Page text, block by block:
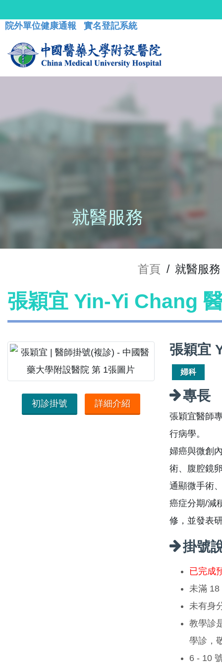
院外單位健康通報 實名登記系統
就醫服務
首頁 / 就醫服務
張穎宜 Yin-Yi Chang
初診掛號 詳細介紹
張穎宜
婦科
專長
張穎宜醫師
行病學。
婦癌與微創
術、腹腔鏡
通顯微手術
癌症分期/減
修，並發表
掛號
已完成
未滿 18
未有身
教學診
學診，
6 - 10